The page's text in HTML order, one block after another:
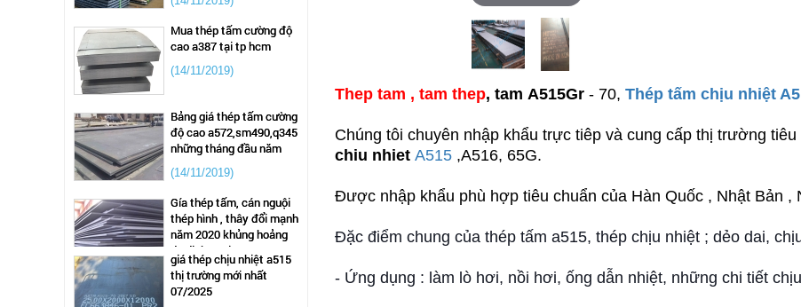
cao a387 tại tp hcm
(14/11/2019)
độ cao a572,sm490,q345
những tháng đầu năm
(14/11/2019)
thép hình , thây đổi mạnh
năm 2020 khủng hoảng
do dịch covit 19
(31/10/2019)
Tiêu chuẩn thép không gỉ
mới nhất 2022
giá thép chịu nhiệt a515
thị trường mới nhất
07/2025
(29/07/2025)
Thep tam , tam thep, tam A515Gr - 70, Thép tấm chịu nhiệt
Chúng tôi chuyên nhập khẩu trực tiêp và cung cấp thị trường tiêu
chiu nhiet A515 ,A516, 65G.
Được nhập khẩu phù hợp tiêu chuẩn của Hàn Quốc , Nhật Bản ,
Đặc điểm chung của thép tấm a515, thép chịu nhiệt ; dẻo dai,
- Ứng dụng : làm lò hơi, nồi hơi, ống dẫn nhiệt, những chi tiết